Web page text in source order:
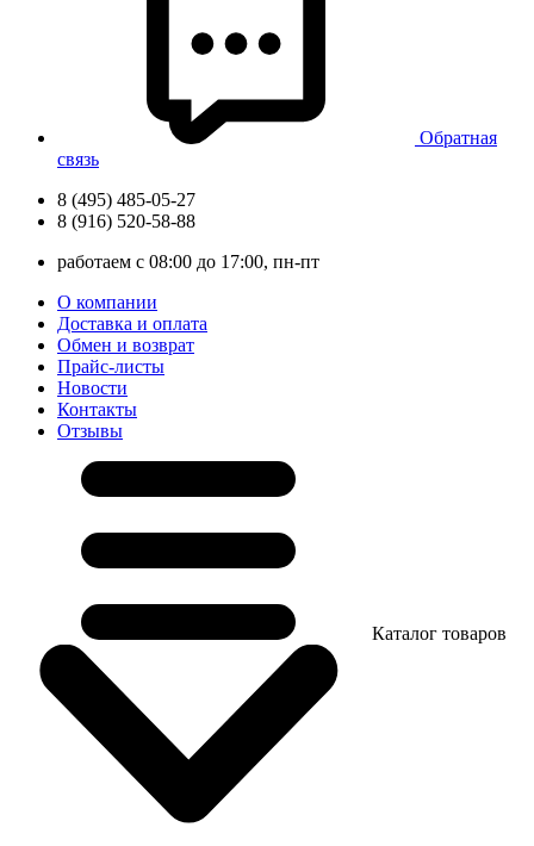
Обратная
связь
8 (495) 485-05-27
8 (916) 520-58-88
работаем с 08:00 до 17:00, пн-пт
О компании
Доставка и оплата
Обмен и возврат
Прайс-листы
Новости
Контакты
Отзывы
Каталог товаров